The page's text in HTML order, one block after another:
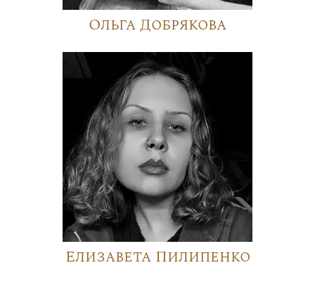
Ольга Добрякова
Елизавета Пилипенко